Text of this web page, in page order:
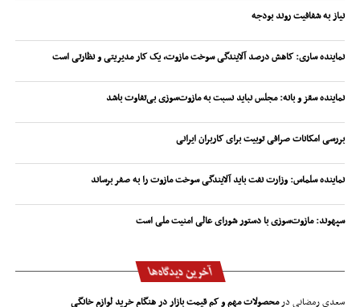
نیاز به شفافیت روند بودجه
نماینده ساری: کاهش درصد آلایندگی سوخت مازوت، یک کار مدیریتی و نظارتی است
نماینده سقز و بانه: مجلس نباید نسبت به مازوت‌سوزی بی‌تفاوت باشد
بررسی امکانات صرافی توبیت برای کاربران ایرانی
نماینده سلماس: وزارت نفت باید آلایندگی سوخت مازوت را به صفر برساند
سپهوند:‌ مازوت‌سوزی با دستور شورای عالی امنیت ملی است
آخرین دیدگاه‌ها
سعدی رمضانیدرمحصولات مهم و کم قیمت بازار در هنگام خرید لوازم خانگی